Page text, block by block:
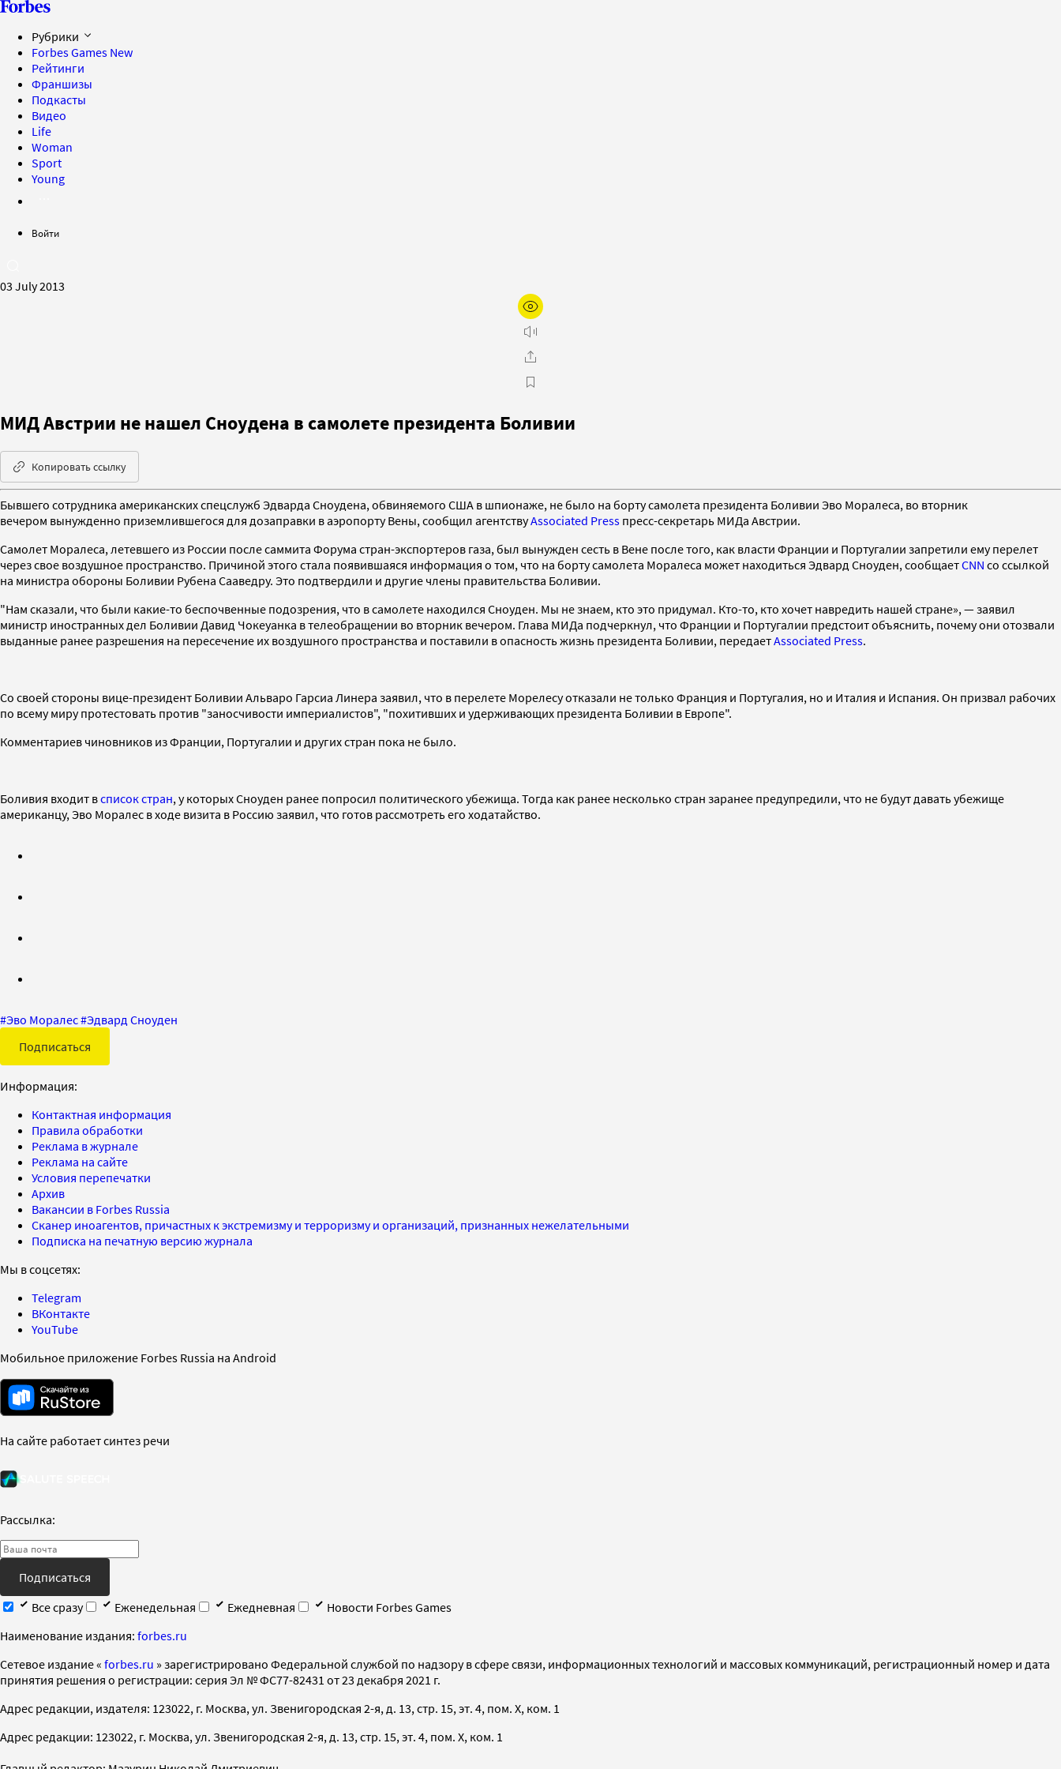
Рубрики
Forbes Games New
Рейтинги
Франшизы
Подкасты
Видео
Life
Woman
Sport
Young
Войти
03 July 2013
МИД Австрии не нашел Сноудена в самолете президента Боливии
Копировать ссылку
Бывшего сотрудника американских спецслужб Эдварда Сноудена, обвиняемого США в шпионаже, не было на борту самолета президента Боливии Эво Моралеса, во вторник
вечером вынужденно приземлившегося для дозаправки в аэропорту Вены, сообщил агентствуAssociated Press пресс-секретарь МИДа Австрии.
Самолет Моралеса, летевшего из России после саммита Форума стран-экспортеров газа, был вынужден сесть в Вене после того, как власти Франции и Португалии запретили ему перелет
через свое воздушное пространство. Причиной этого стала появившаяся информация о том, что на борту самолета Моралеса может находиться Эдвард Сноуден, сообщаетCNN со ссылкой
на министра обороны Боливии Рубена Сааведру. Это подтвердили и другие члены правительства Боливии.
"Нам сказали, что были какие-то беспочвенные подозрения, что в самолете находился Сноуден. Мы не знаем, кто это придумал. Кто-то, кто хочет навредить нашей стране», — заявил
министр иностранных дел Боливии Давид Чокеуанка в телеобращении во вторник вечером. Глава МИДа подчеркнул, что Франции и Португалии предстоит объяснить, почему они отозвали
выданные ранее разрешения на пересечение их воздушного пространства и поставили в опасность жизнь президента Боливии, передаетAssociated Press.
Со своей стороны вице-президент Боливии Альваро Гарсиа Линера заявил, что в перелете Морелесу отказали не только Франция и Португалия, но и Италия и Испания. Он призвал рабочих
по всему миру протестовать против "заносчивости империалистов", "похитивших и удерживающих президента Боливии в Европе".
Комментариев чиновников из Франции, Португалии и других стран пока не было.
Боливия входит всписок стран, у которых Сноуден ранее попросил политического убежища. Тогда как ранее несколько стран заранее предупредили, что не будут давать убежище
американцу, Эво Моралес в ходе визита в Россию заявил, что готов рассмотреть его ходатайство.
#Эво Моралес#Эдвард Сноуден
Подписаться
Информация:
Контактная информация
Правила обработки
Реклама в журнале
Реклама на сайте
Условия перепечатки
Архив
Вакансии в Forbes Russia
Сканер иноагентов, причастных к экстремизму и терроризму и организаций, признанных нежелательными
Подписка на печатную версию журнала
Мы в соцсетях:
Telegram
ВКонтакте
YouTube
Мобильное приложение Forbes Russia на Android
На сайте работает синтез речи
Рассылка:
Подписаться
Все сразу
Еженедельная Ежедневная
Новости Forbes Games
Наименование издания: forbes.ru
Cетевое издание « forbes.ru » зарегистрировано Федеральной службой по надзору в сфере связи, информационных технологий и массовых коммуникаций, регистрационный номер и дата
принятия решения о регистрации: серия Эл № ФС77-82431 от 23 декабря 2021 г.
Адрес редакции, издателя: 123022, г. Москва, ул. Звенигородская 2-я, д. 13, стр. 15, эт. 4, пом. X, ком. 1
Адрес редакции: 123022, г. Москва, ул. Звенигородская 2-я, д. 13, стр. 15, эт. 4, пом. X, ком. 1